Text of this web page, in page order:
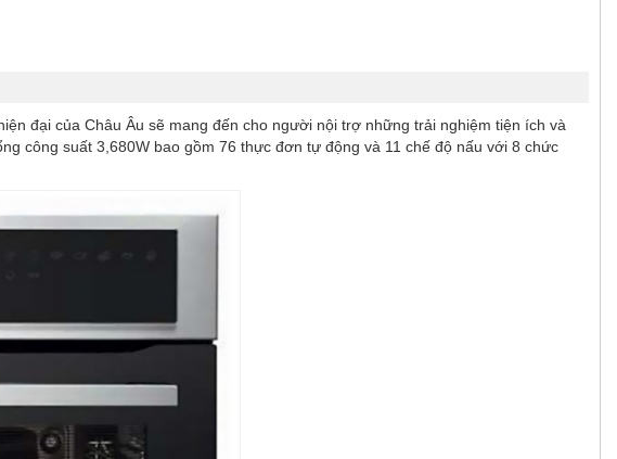
đại của Châu Âu sẽ mang đến cho người nội trợ những trải nghiệm tiện ích và
công suất 3,680W bao gồm 76 thực đơn tự động và 11 chế độ nấu với 8 chức